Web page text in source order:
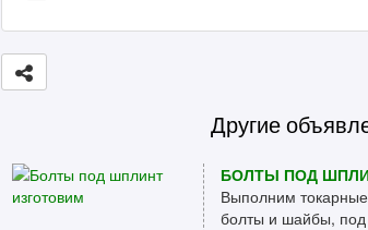
Другие
БОЛТЫ ПОД
Выполним
болты и шайбы, под